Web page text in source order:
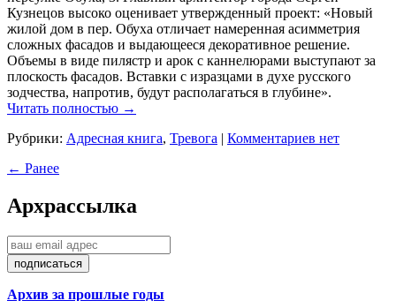
Кузнецов высоко оценивает утвержденный проект: «Новый
жилой дом в пер. Обуха отличает намеренная асимметрия
сложных фасадов и выдающееся декоративное решение.
Объемы в виде пилястр и арок с каннелюрами выступают за
плоскость фасадов. Вставки с изразцами в духе русского
зодчества, напротив, будут располагаться в глубине».
Читать полностью →
Рубрики: Адресная книга, Тревога | Комментариев нет
← Ранее
Архрассылка
Архив за прошлые годы